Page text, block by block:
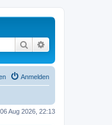
Suche
Anmelden
Aug 2026, 22:13